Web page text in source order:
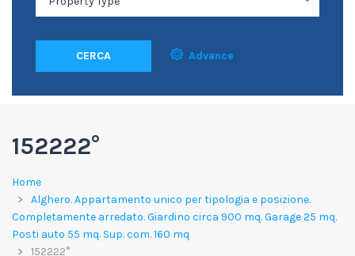
CERCA Advance
152222°
Home
Alghero. Appartamento unico per tipologia e posizione.
Completamente arredato. Giardino circa 900 mq. Garage 25 mq.
Posti auto 55 mq. Sup. com. 160 mq
152222°